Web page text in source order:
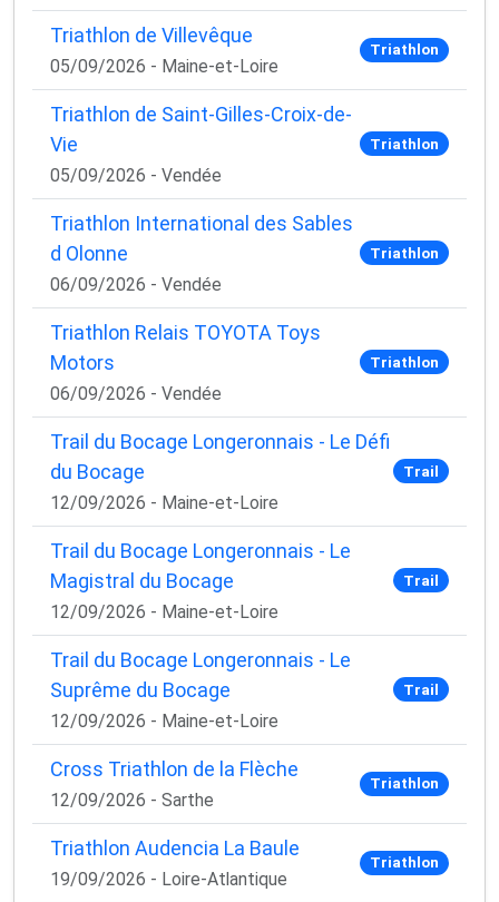
Triathlon de Villevêque
05/09/2026 - Maine-et-Loire
Triathlon
Triathlon de Saint-Gilles-Croix-de-
Vie
05/09/2026 - Vendée
Triathlon
Triathlon International des Sables
d Olonne
06/09/2026 - Vendée
Triathlon
Triathlon Relais TOYOTA Toys
Motors
06/09/2026 - Vendée
Triathlon
Trail du Bocage Longeronnais - Le Défi
du Bocage
12/09/2026 - Maine-et-Loire
Trail
Trail du Bocage Longeronnais - Le
Magistral du Bocage
12/09/2026 - Maine-et-Loire
Trail
Trail du Bocage Longeronnais - Le
Suprême du Bocage
12/09/2026 - Maine-et-Loire
Trail
Cross Triathlon de la Flèche
12/09/2026 - Sarthe
Triathlon
Triathlon Audencia La Baule
19/09/2026 - Loire-Atlantique
Triathlon